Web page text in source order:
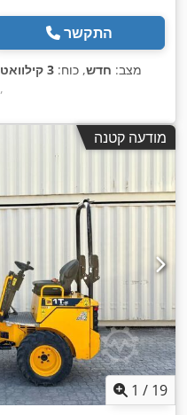
התקשר
מצב: חדש, כוח: 3 קילוואט (4.08 כ"ס)
,
מודעה קטנה
1 / 19